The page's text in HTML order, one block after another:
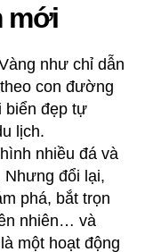
mới
như chỉ dẫn
con đường
biển đẹp tự
lịch.
nhiều đá và
Nhưng đổi lại,
phá, bắt trọn
nhiên… và
một hoạt động